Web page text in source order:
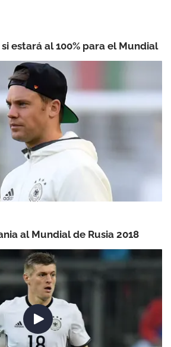
estará al 100% para el Mundial
al Mundial de Rusia 2018